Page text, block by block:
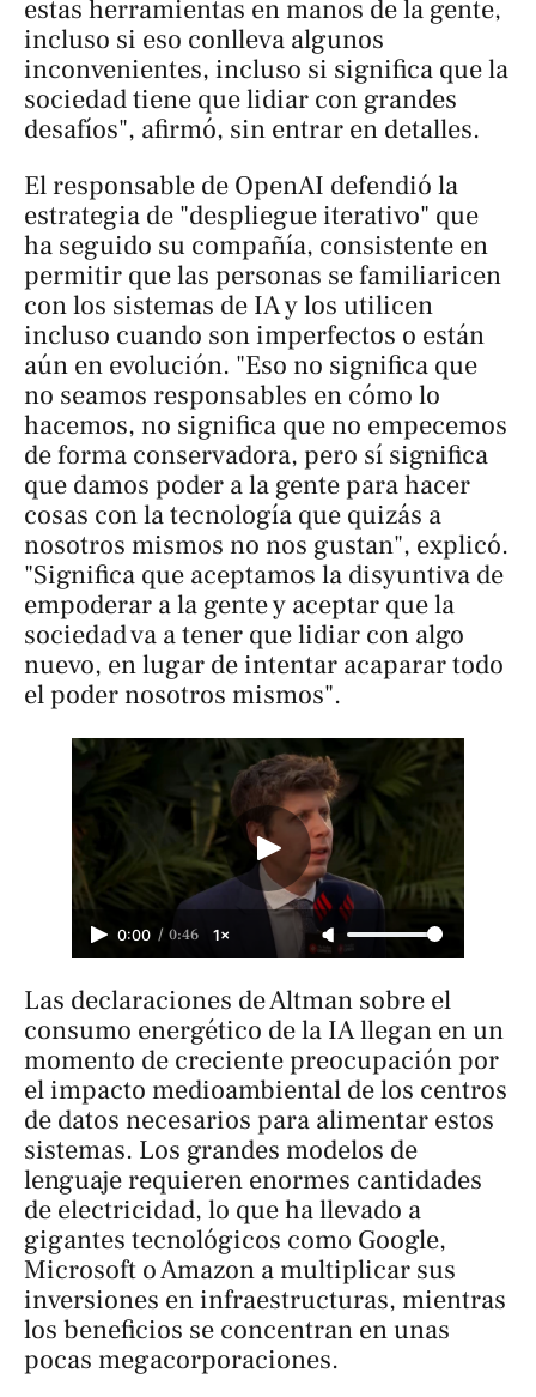
estas herramientas en manos de la gente,
incluso si eso conlleva algunos
inconvenientes, incluso si significa que la
sociedad tiene que lidiar con grandes
desafíos", afirmó, sin entrar en detalles.
El responsable de OpenAI defendió la
estrategia de "despliegue iterativo" que
ha seguido su compañía, consistente en
permitir que las personas se familiaricen
con los sistemas de IA y los utilicen
incluso cuando son imperfectos o están
aún en evolución. "Eso no significa que
no seamos responsables en cómo lo
hacemos, no significa que no empecemos
de forma conservadora, pero sí significa
que damos poder a la gente para hacer
cosas con la tecnología que quizás a
nosotros mismos no nos gustan", explicó.
"Significa que aceptamos la disyuntiva de
empoderar a la gente y aceptar que la
sociedad va a tener que lidiar con algo
nuevo, en lugar de intentar acaparar todo
el poder nosotros mismos".
0:00 / 0:46 1×
Las declaraciones de Altman sobre el
consumo energético de la IA llegan en un
momento de creciente preocupación por
el impacto medioambiental de los centros
de datos necesarios para alimentar estos
sistemas. Los grandes modelos de
lenguaje requieren enormes cantidades
de electricidad, lo que ha llevado a
gigantes tecnológicos como Google,
Microsoft o Amazon a multiplicar sus
inversiones en infraestructuras, mientras
los beneficios se concentran en unas
pocas megacorporaciones.